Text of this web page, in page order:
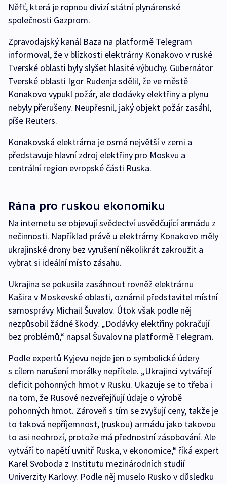
Něfť, která je ropnou divizí státní plynárenské
společnosti Gazprom.
Zpravodajský kanál Baza na platformě Telegram
informoval, že v blízkosti elektrárny Konakovo v ruské
Tverské oblasti byly slyšet hlasité výbuchy. Gubernátor
Tverské oblasti Igor Rudenja sdělil, že ve městě
Konakovo vypukl požár, ale dodávky elektřiny a plynu
nebyly přerušeny. Neupřesnil, jaký objekt požár zasáhl,
píše Reuters.
Konakovská elektrárna je osmá největší v zemi a
představuje hlavní zdroj elektřiny pro Moskvu a
centrální region evropské části Ruska.
Rána pro ruskou ekonomiku
Na internetu se objevují svědectví usvědčující armádu z
nečinnosti. Například právě u elektrárny Konakovo měly
ukrajinské drony bez vyrušení několikrát zakroužit a
vybrat si ideální místo zásahu.
Ukrajina se pokusila zasáhnout rovněž elektrárnu
Kašira v Moskevské oblasti, oznámil představitel místní
samosprávy Michail Šuvalov. Útok však podle něj
nezpůsobil žádné škody. „Dodávky elektřiny pokračují
bez problémů,“ napsal Šuvalov na platformě Telegram.
Podle expertů Kyjevu nejde jen o symbolické údery
s cílem narušení morálky nepřítele. „Ukrajinci vytvářejí
deficit pohonných hmot v Rusku. Ukazuje se to třeba i
na tom, že Rusové nezveřejňují údaje o výrobě
pohonných hmot. Zároveň s tím se zvyšují ceny, takže je
to taková nepříjemnost, (ruskou) armádu jako takovou
to asi neohrozí, protože má přednostní zásobování. Ale
vytváří to napětí uvnitř Ruska, v ekonomice,“ říká expert
Karel Svoboda z Institutu mezinárodních studií
Univerzity Karlovy. Podle něj muselo Rusko v důsledku